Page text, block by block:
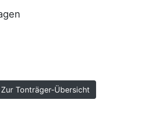
Tonträger-Übersicht